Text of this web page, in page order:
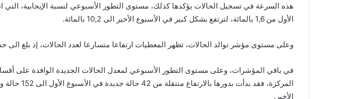
هذه السرعة في تسجيل الحالات يؤكدها كذلك، مستوى التطور الأسبوعي لنسبة الإيجابية، التي
الأول من 1,6 بالمائة، لترتفع بشكل كبير في الأسبوع الأخير الى 10,2 بالمائة.
وعلى مستوى مؤشر توالد الحالات، تظهر المعطيات ارتفاعا متسارعا لعدد الحالات، إذ بلغ الى حدود
في باقي المؤشرات، وعلى مستوى التطور الأسبوعي لمعدل الحالات الجديدة الوافدة على أقسام
المركزة، فقد بدأت بدورها
الأخير.